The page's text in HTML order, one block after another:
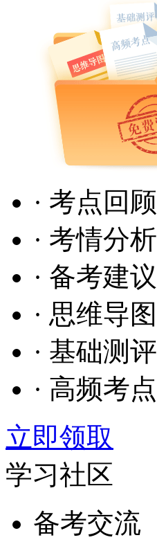
· 考点回顾
· 考情分析
· 备考建议
· 思维导图
· 基础测评
· 高频考点
立即领取
学习社区
备考交流